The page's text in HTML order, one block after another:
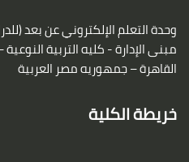
وحدة التعلم الإلكتروني عن بعد
مبنى الإدارة - كليه التربية
القاهرة – جمهوريه مصر العربية
خريطة الكلية